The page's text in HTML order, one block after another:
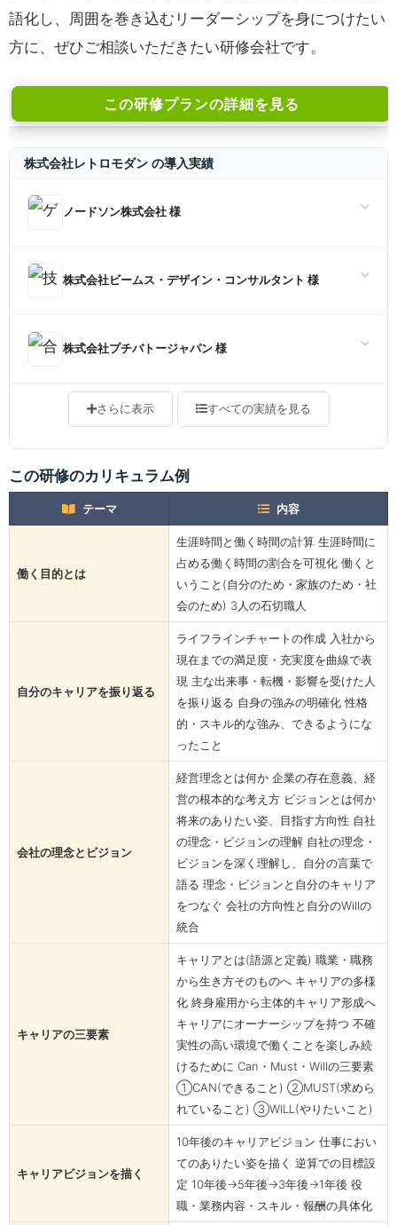
語化し、周囲を巻き込むリーダーシップを身につけたい
方に、ぜひご相談いただきたい研修会社です。
この研修プランの詳細を見る
株式会社レトロモダン の導入実績
ノードソン株式会社 様
株式会社ビームス・デザイン・コンサルタント 様
株式会社プチバトージャパン 様
さらに表示 すべての実績を見る
この研修のカリキュラム例
テーマ 内容
働く目的とは
生涯時間と働く時間の計算 生涯時間に
占める働く時間の割合を可視化 働くと
いうこと(自分のため・家族のため・社
会のため) 3人の石切職人
自分のキャリアを振り返る
ライフラインチャートの作成 入社から
現在までの満足度・充実度を曲線で表
現 主な出来事・転機・影響を受けた人
を振り返る 自身の強みの明確化 性格
的・スキル的な強み、できるようにな
ったこと
会社の理念とビジョン
経営理念とは何か 企業の存在意義、経
営の根本的な考え方 ビジョンとは何か
将来のありたい姿、目指す方向性 自社
の理念・ビジョンの理解 自社の理念・
ビジョンを深く理解し、自分の言葉で
語る 理念・ビジョンと自分のキャリア
をつなぐ 会社の方向性と自分のWillの
統合
キャリアの三要素
キャリアとは(語源と定義) 職業・職務
から生き方そのものへ キャリアの多様
化 終身雇用から主体的キャリア形成へ
キャリアにオーナーシップを持つ 不確
実性の高い環境で働くことを楽しみ続
けるために Can・Must・Willの三要素
①CAN(できること) ②MUST(求めら
れていること) ③WILL(やりたいこと)
キャリアビジョンを描く
10年後のキャリアビジョン 仕事におい
てのありたい姿を描く 逆算での目標設
定 10年後→5年後→3年後→1年後 役
職・業務内容・スキル・報酬の具体化